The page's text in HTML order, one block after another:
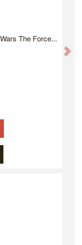
The Force...